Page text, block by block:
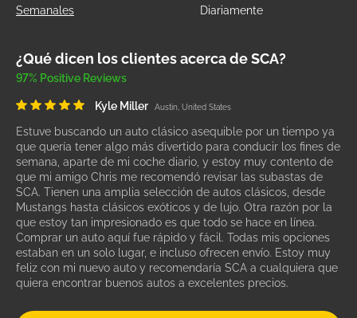
Semanales
Diariamente
¿Qué dicen los clientes acerca de SCA?
97% Positive Reviews
Kyle Miller Austin, United States
Estuve buscando un auto clásico asequible por un tiempo ya
que quería tener algo más divertido para conducir los fines de
semana, aparte de mi coche diario, y estoy muy contento de
que mi amigo Chris me recomendó revisar las subastas de
SCA. Tienen una amplia selección de autos clásicos, desde
Mustangs hasta clásicos exóticos y de lujo. Otra razón por la
que estoy tan impresionado es que todo se hace en línea.
Comprar un auto aquí fue rápido y fácil. Todas mis opciones
estaban en un solo lugar, e incluso ofrecen envío. Estoy muy
feliz con mi nuevo auto y recomendaría SCA a cualquiera que
quiera encontrar buenos autos a excelentes precios.